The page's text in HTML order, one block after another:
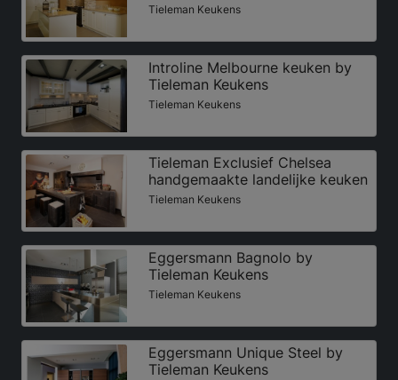
Tieleman Keukens
Introline Melbourne keuken by
Tieleman Keukens
Tieleman Keukens
Tieleman Exclusief Chelsea
handgemaakte landelijke keuken
Tieleman Keukens
Eggersmann Bagnolo by
Tieleman Keukens
Tieleman Keukens
Eggersmann Unique Steel by
Tieleman Keukens